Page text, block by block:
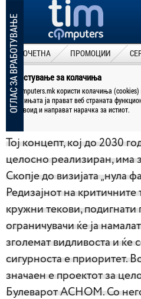
Тој концепт, кој до 2030
целосно реализиран, има
Скопје до визијата „нула
Редизајнот на критичните
кружни текови,
ограничувачи ќе ја
зголемат видливоста и ќе
сигурноста е приоритет.
значаен е проектот за
Булеварот АСНОМ. Со